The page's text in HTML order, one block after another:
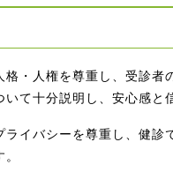
格・人権を尊重し、受診者
て十分説明し、安心感と
ライバシーを尊重し、健診